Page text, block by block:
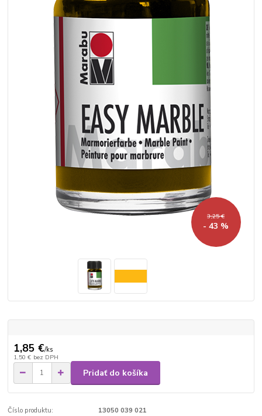
3,25 €
- 43 %
1,85 €/ks
1,50 € bez DPH
Pridať do košíka
Číslo produktu: 13050 039 021